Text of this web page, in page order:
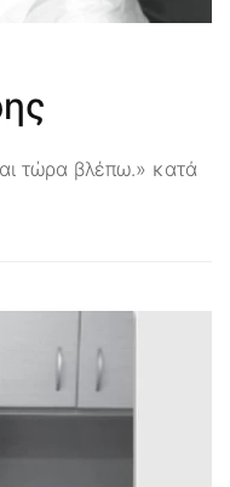
τώρα βλέπω.» κατά